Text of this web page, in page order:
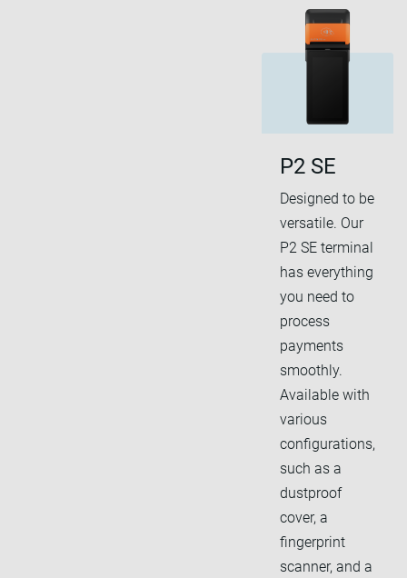
P2 SE
Designed to be
versatile. Our
P2 SE terminal
has everything
you need to
process
payments
smoothly.
Available with
various
configurations,
such as a
dustproof
cover, a
fingerprint
scanner, and a